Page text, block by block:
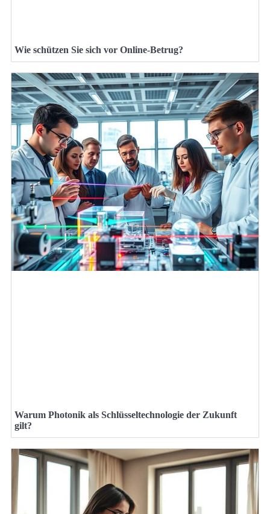
Wie schützen Sie sich vor Online-Betrug?
Warum Photonik als Schlüsseltechnologie der Zukunft
gilt?